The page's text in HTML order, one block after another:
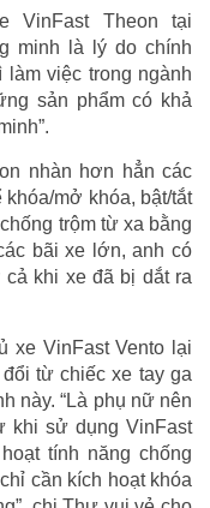
VinFast Theon tại
minh là lý do chính
việc trong ngành
sản phẩm có khả
nhàn hơn hẳn các
khóa/mở khóa, bật/tắt
trộm từ xa bằng
bãi xe lớn, anh có
khi xe đã bị dắt ra
xe VinFast Vento lại
từ chiếc xe tay ga
này. “Là phụ nữ nên
khi sử dụng VinFast
tính năng chống
cần kích hoạt khóa